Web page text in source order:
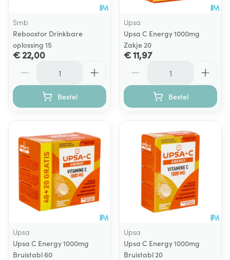
Smb
Reboostor Drinkbare
oplossing 15
€ 22,00
Bestel
Upsa
Upsa C Energy 1000mg
Zakje 20
€ 11,97
Bestel
Upsa
Upsa C Energy 1000mg
Bruistabl 60
Upsa
Upsa C Energy 1000mg
Bruistabl 20